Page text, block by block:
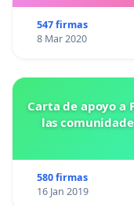
547 firmas
8 Mar 2020
Carta de apoyo a
las
580 firmas
16 Jan 2019